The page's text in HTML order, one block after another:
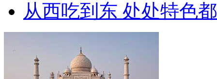
从西吃到东 处处特色